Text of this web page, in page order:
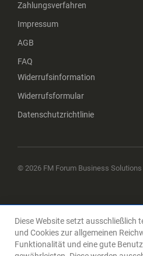
Zahlungsverfahren
Impressum
AGB
FAQ
Widerrufsinformation
Widerrufsformular
Datenschutzrichtlinie
© 2026 FM Forum Business Solutions
Diese Website setzt ausschließlich
und Cookies zur allgemeinen
Funktionalität und eine gute